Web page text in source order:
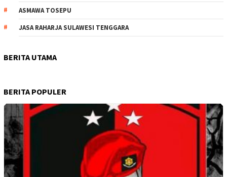
ASMAWA TOSEPU
JASA RAHARJA SULAWESI TENGGARA
BERITA UTAMA
BERITA POPULER